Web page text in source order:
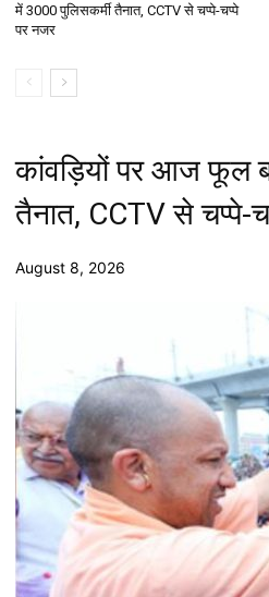
में 3000 पुलिसकर्मी तैनात, CCTV से चप्पे-चप्पे
पर नजर
कांवड़ियों पर आज फूल
तैनात, CCTV से चप्पे-
August 8, 2026